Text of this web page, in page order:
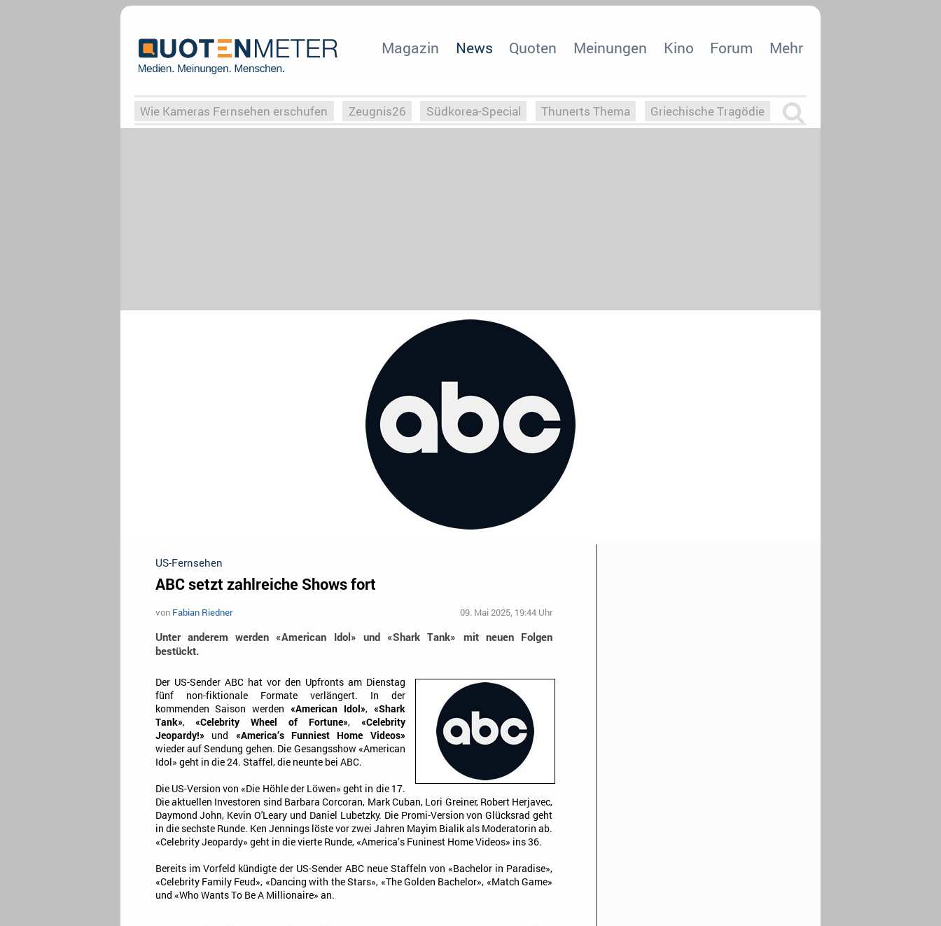
Magazin News Quoten Meinungen Kino Forum Mehr
Wie Kameras Fernsehen erschufen Zeugnis26 Südkorea-Special Thunerts Thema Griechische Tragödie
US-Fernsehen
ABC setzt zahlreiche Shows fort
von Fabian Riedner 09. Mai 2025, 19:44 Uhr
Unter anderem werden «American Idol» und «Shark Tank» mit neuen Folgen
bestückt.
Der US-Sender ABC hat vor den Upfronts am Dienstag
fünf non-fiktionale Formate verlängert. In der
kommenden Saison werden«American Idol», «Shark
Tank»,«Celebrity Wheel of Fortune», «Celebrity
Jeopardy!» und «America’s Funniest Home Videos»
wieder auf Sendung gehen. Die Gesangsshow «American
Idol» geht in die 24. Staffel, die neunte bei ABC.
Die US-Version von «Die Höhle der Löwen» geht in die 17.
Die aktuellen Investoren sind Barbara Corcoran, Mark Cuban, Lori Greiner, Robert Herjavec,
Daymond John, Kevin O'Leary und Daniel Lubetzky. Die Promi-Version von Glücksrad geht
in die sechste Runde. Ken Jennings löste vor zwei Jahren Mayim Bialik als Moderatorin ab.
«Celebrity Jeopardy» geht in die vierte Runde, «America’s Funinest Home Videos» ins 36.
Bereits im Vorfeld kündigte der US-Sender ABC neue Staffeln von «Bachelor in Paradise»,
«Celebrity Family Feud», «Dancing with the Stars», «The Golden Bachelor», «Match Game»
und «Who Wants To Be A Millionaire» an.